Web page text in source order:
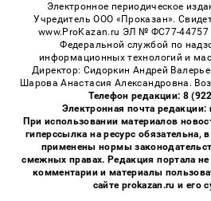
Электронное периодическое
Учредитель ООО «Проказан».
www.ProKazan.ru ЭЛ № ФС77-44757
Федеральной службой по
информационных технологий и
Директор: Сидоркин Андрей
Шарова Анастасия Александровна.
Телефон редакции: 8
Электронная почта редакции:
При использовании материалов
гиперссылка на ресурс обязательна,
применены нормы
смежных правах. Редакция портала не
комментарии и материалы
сайте prokazan.ru и его